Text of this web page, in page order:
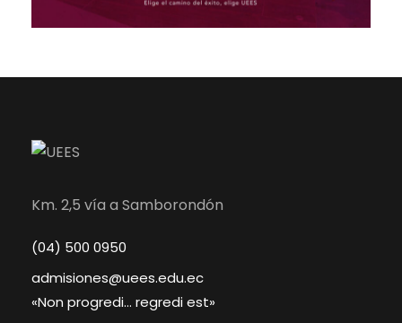
Km. 2,5 vía a Samborondón
(04) 500 0950
admisiones@uees.edu.ec
«Non progredi… regredi est»